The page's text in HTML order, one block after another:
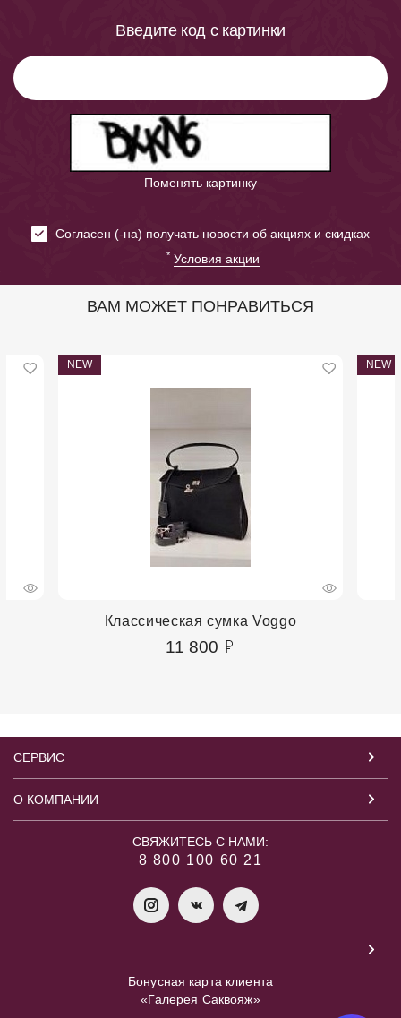
Введите код с картинки
Поменять картинку
Cогласен (-на) получать новости об акциях и скидках
* Условия акции
ВАМ МОЖЕТ ПОНРАВИТЬСЯ
NEW
Классическая сумка Voggo
11 800
NEW
СЕРВИС
О КОМПАНИИ
СВЯЖИТЕСЬ С НАМИ:
8 800 100 60 21
Бонусная карта клиента
«Галерея Саквояж»